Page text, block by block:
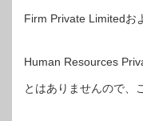
Firm Private Limitedお
Human Resources
とはありませんので、